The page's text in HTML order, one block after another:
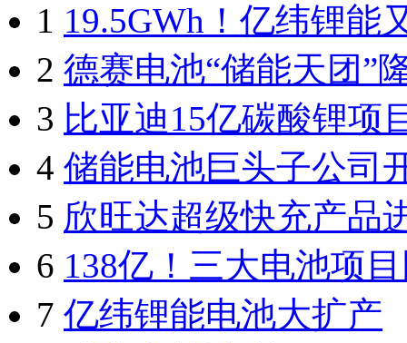
1 19.5GWh！亿纬锂能
2 德赛电池“储能天团”
3 比亚迪15亿碳酸锂项
4 储能电池巨头子公司
5 欣旺达超级快充产品
6 138亿！三大电池项
7 亿纬锂能电池大扩产